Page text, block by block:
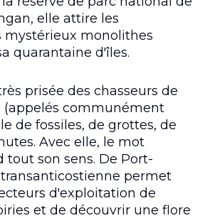
elle attire les
mystérieux monolithes
quarantaine d'îles.
prisée des chasseurs de
(appelés communément
de fossiles, de grottes, de
Avec elle, le mot
tout son sens. De Port-
permet
d'exploitation de
et de découvrir une flore